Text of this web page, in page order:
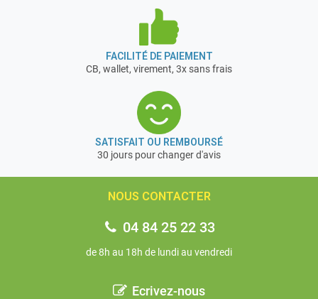
FACILITÉ DE PAIEMENT
CB, wallet, virement, 3x sans frais
SATISFAIT OU REMBOURSÉ
30 jours pour changer d'avis
NOUS CONTACTER
04 84 25 22 33
de 8h au 18h de lundi au vendredi
Ecrivez-nous